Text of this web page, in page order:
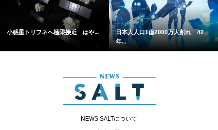
小惑星トリフネへ極限接近 はや...
日本人人口1億2000万人割れ 42
年...
NEWS SALTについて